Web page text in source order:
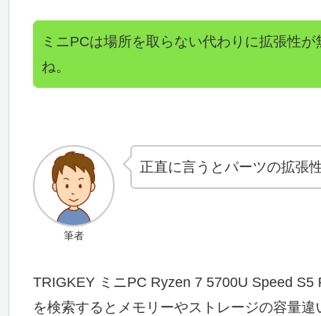
ミニPCは場所を取らない代わりに拡張性
ね。
筆者
正直に言うとパーツの拡張
TRIGKEY ミニPC Ryzen 7 5700U Speed
を検索するとメモリーやストレージの容量